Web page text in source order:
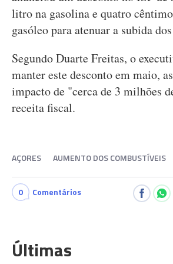
litro na gasolina e quatro
gasóleo para atenuar a subida
Segundo Duarte Freitas, o
manter este desconto em maio,
impacto de "cerca de 3 milhões
receita fiscal.
AÇORES AUMENTO DOS COMBUSTÍVEIS
0 Comentários
Últimas